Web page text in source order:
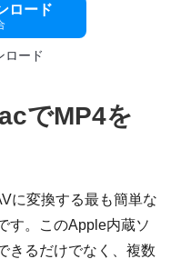
ロード
ロード
でMP4を
に変換する最も簡単な
す。このApple内蔵ソ
きるだけでなく、複数